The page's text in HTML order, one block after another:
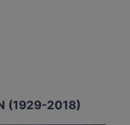
(1929-2018)